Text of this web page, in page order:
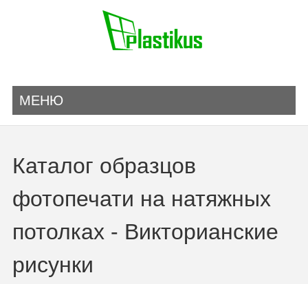
МЕНЮ
Каталог образцов
фотопечати на натяжных
потолках - Викторианские
рисунки